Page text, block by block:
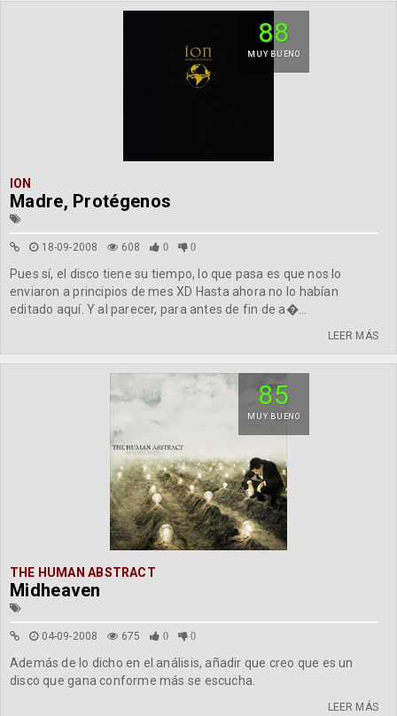
88
MUY BUENO
ION
Madre, Protégenos
18-09-2008 608 0 0
Pues sí, el disco tiene su tiempo, lo que pasa es que nos lo
enviaron a principios de mes XD Hasta ahora no lo habían
editado aquí. Y al parecer, para antes de fin de a�...
LEER MÁS
85
MUY BUENO
THE HUMAN ABSTRACT
Midheaven
04-09-2008 675 0 0
Además de lo dicho en el análisis, añadir que creo que es un
disco que gana conforme más se escucha.
LEER MÁS